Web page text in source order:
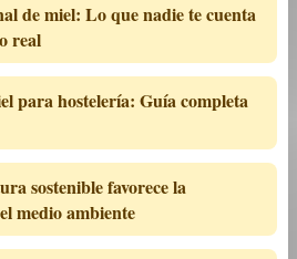
de miel: Lo que nadie te cuenta
real
para hostelería: Guía completa
sostenible favorece la
medio ambiente